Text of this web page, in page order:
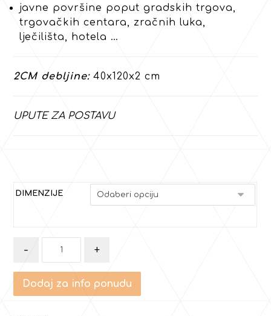
javne površine poput gradskih trgova,
trgovačkih centara, zračnih luka,
lječilišta, hotela …
2CM debljine:40x120x2 cm
UPUTE ZA POSTAVU
DIMENZIJE
- +
Dodaj za info ponudu